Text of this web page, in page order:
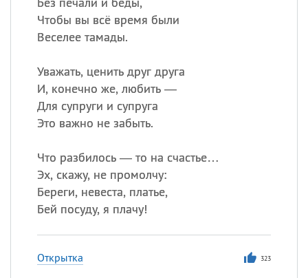
Чтобы вы всё время были
Веселее тамады.
Уважать, ценить друг друга
И, конечно же, любить —
Для супруги и супруга
Это важно не забыть.
Что разбилось — то на счастье…
Эх, скажу, не промолчу:
Береги, невеста, платье,
Бей посуду, я плачу!
Открытка 323